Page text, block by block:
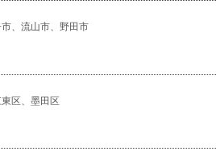
、流山市、野田市
区、墨田区